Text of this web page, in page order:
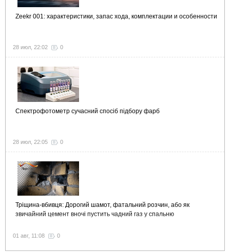
Zeekr 001: характеристики, запас хода, комплектации и особенности
28 июл, 22:02 0
Спектрофотометр сучасний спосіб підбору фарб
28 июл, 22:05 0
Тріщина-вбивця: Дорогий шамот, фатальний розчин, або як
звичайний цемент вночі пустить чадний газ у спальню
01 авг, 11:08 0